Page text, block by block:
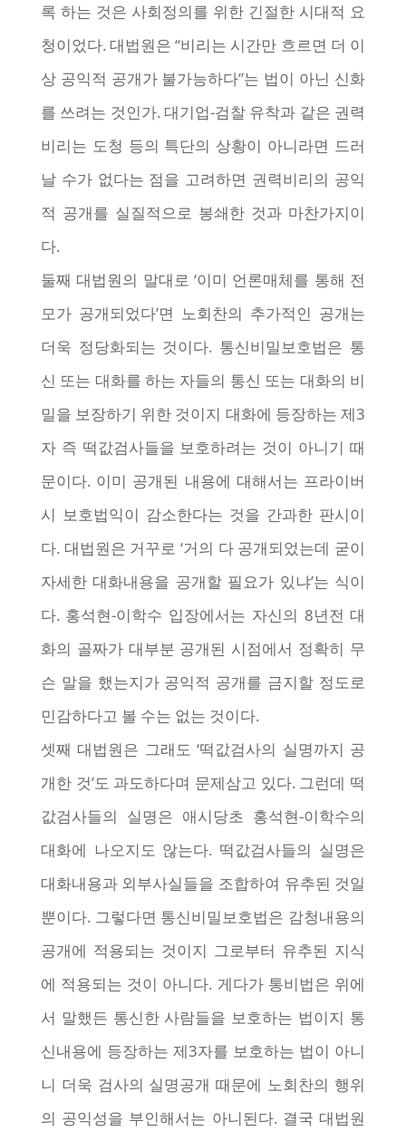
록 하는 것은 사회정의를 위한 긴절한 시대적 요
청이었다. 대법원은 “비리는 시간만 흐르면 더 이
상 공익적 공개가 불가능하다”는 법이 아닌 신화
를 쓰려는 것인가. 대기업-검찰 유착과 같은 권력
비리는 도청 등의 특단의 상황이 아니라면 드러
날 수가 없다는 점을 고려하면 권력비리의 공익
적 공개를 실질적으로 봉쇄한 것과 마찬가지이
다.
둘째 대법원의 말대로 ‘이미 언론매체를 통해 전
모가 공개되었다’면 노회찬의 추가적인 공개는
더욱 정당화되는 것이다. 통신비밀보호법은 통
신 또는 대화를 하는 자들의 통신 또는 대화의 비
밀을 보장하기 위한 것이지 대화에 등장하는 제3
자 즉 떡값검사들을 보호하려는 것이 아니기 때
문이다. 이미 공개된 내용에 대해서는 프라이버
시 보호법익이 감소한다는 것을 간과한 판시이
다. 대법원은 거꾸로 ‘거의 다 공개되었는데 굳이
자세한 대화내용을 공개할 필요가 있냐’는 식이
다. 홍석현-이학수 입장에서는 자신의 8년전 대
화의 골짜가 대부분 공개된 시점에서 정확히 무
슨 말을 했는지가 공익적 공개를 금지할 정도로
민감하다고 볼 수는 없는 것이다.
셋째 대법원은 그래도 ‘떡값검사의 실명까지 공
개한 것’도 과도하다며 문제삼고 있다. 그런데 떡
값검사들의 실명은 애시당초 홍석현-이학수의
대화에 나오지도 않는다. 떡값검사들의 실명은
대화내용과 외부사실들을 조합하여 유추된 것일
뿐이다. 그렇다면 통신비밀보호법은 감청내용의
공개에 적용되는 것이지 그로부터 유추된 지식
에 적용되는 것이 아니다. 게다가 통비법은 위에
서 말했든 통신한 사람들을 보호하는 법이지 통
신내용에 등장하는 제3자를 보호하는 법이 아니
니 더욱 검사의 실명공개 때문에 노회찬의 행위
의 공익성을 부인해서는 아니된다. 결국 대법원